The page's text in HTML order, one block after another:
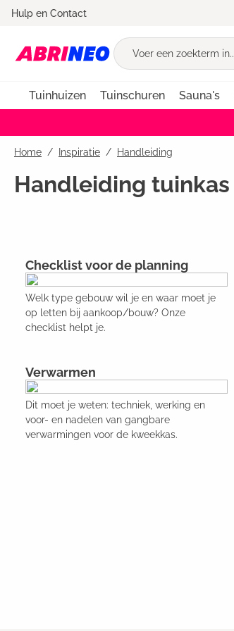
Ga naar de hoofdnavigatie
Hulp en Contact
Tuinhuizen Tuinschuren Sauna's
Home Inspiratie / Handleiding
Handleiding tuinkas
Checklist voor de planning
Welk type gebouw wil je en waar moet je
op letten bij aankoop/bouw? Onze
checklist helpt je.
Verwarmen
Dit moet je weten: techniek, werking en
voor- en nadelen van gangbare
verwarmingen voor de kweekkas.